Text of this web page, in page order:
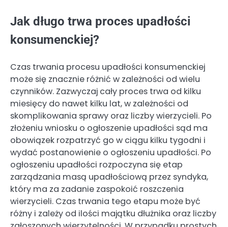
Jak długo trwa proces upadłości
konsumenckiej?
Czas trwania procesu upadłości konsumenckiej
może się znacznie różnić w zależności od wielu
czynników. Zazwyczaj cały proces trwa od kilku
miesięcy do nawet kilku lat, w zależności od
skomplikowania sprawy oraz liczby wierzycieli. Po
złożeniu wniosku o ogłoszenie upadłości sąd ma
obowiązek rozpatrzyć go w ciągu kilku tygodni i
wydać postanowienie o ogłoszeniu upadłości. Po
ogłoszeniu upadłości rozpoczyna się etap
zarządzania masą upadłościową przez syndyka,
który ma za zadanie zaspokoić roszczenia
wierzycieli. Czas trwania tego etapu może być
różny i zależy od ilości majątku dłużnika oraz liczby